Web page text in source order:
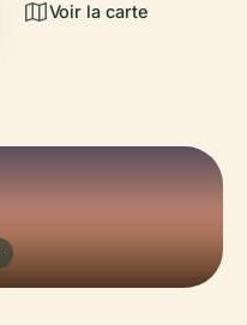
Voir la carte